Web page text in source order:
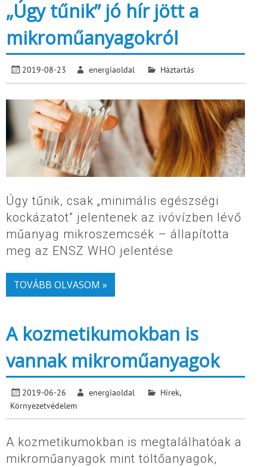
„Úgy tűnik” jó hír jött a
mikroműanyagokról
2019-08-23 energiaoldal Háztartás
Úgy tűnik, csak „minimális egészségi
kockázatot” jelentenek az ivóvízben lévő
műanyag mikroszemcsék – állapította
meg az ENSZ WHO jelentése
TOVÁBB OLVASOM »
A kozmetikumokban is
vannak mikroműanyagok
2019-06-26 energiaoldal Hírek,
Környezetvédelem
A kozmetikumokban is megtalálhatóak a
mikroműanyagok mint töltőanyagok,